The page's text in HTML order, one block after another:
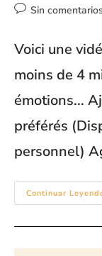
Sin comentarios
Voici une
moins de 4
émotions...
préférés
personnel)
Continuar